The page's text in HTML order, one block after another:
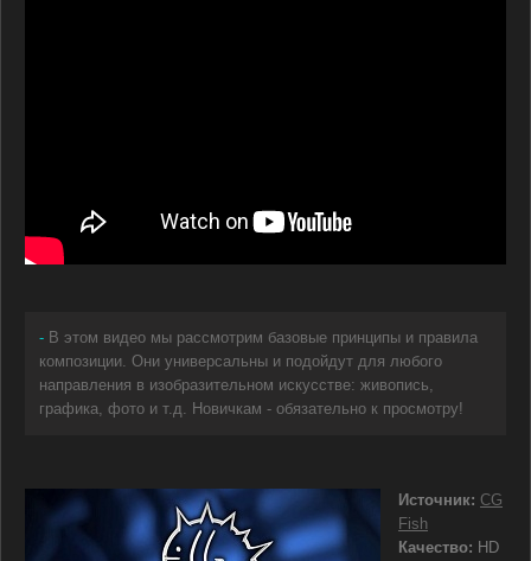
- В этом видео мы рассмотрим базовые принципы и правила
композиции. Они универсальны и подойдут для любого
направления в изобразительном искусстве: живопись,
графика, фото и т.д. Новичкам - обязательно к просмотру!
Источник: CG
Fish
Качество: HD